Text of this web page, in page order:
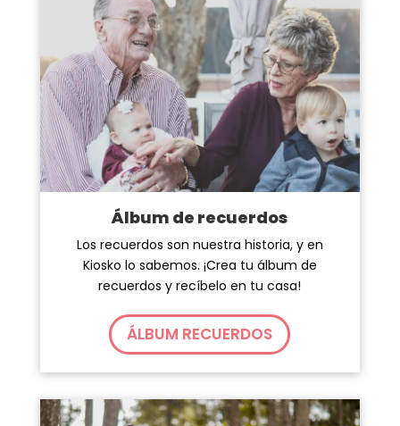
Álbum de recuerdos
Los recuerdos son nuestra historia, y en
Kiosko lo sabemos. ¡Crea tu álbum de
recuerdos y recíbelo en tu casa!
ÁLBUM RECUERDOS